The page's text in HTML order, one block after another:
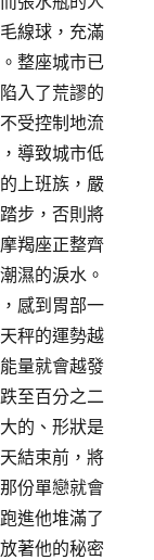
線球，充滿
整座城市已
入了荒謬的
受控制地流
導致城市低
上班族，嚴
步，否則將
羯座正整齊
濕的淚水。
感到胃部一
秤的運勢越
量就會越發
至百分之二
的、形狀是
結束前，將
份單戀就會
進他堆滿了
著他的秘密